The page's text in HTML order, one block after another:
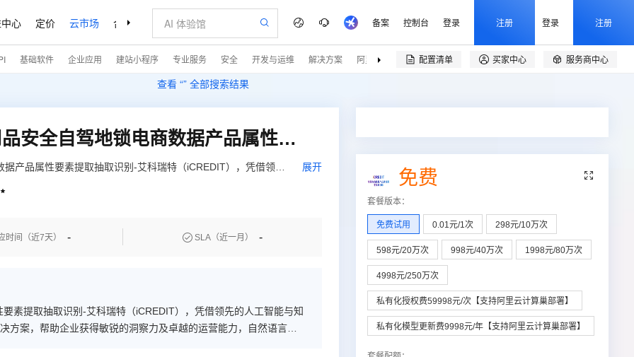
心 定价 云市场 合作伙伴 支持与服务 了解阿里云
查看 “” 全部搜索结果
备案 控制台 登录 注册 登录 注册
基础软件 企业应用 建站小程序 专业服务 安全 开发与运维 解决方案 阿里云精选 伙伴招募
配置清单  买家中心  服务商中心
自然语言处理-智能汽车用品安全自驾地锁电商数据产品属性要素提取抽取识别-艾科瑞特（iCREDIT）
产品属性要素提取抽取识别-艾科瑞特（iCREDIT），凭借领先
展开

时间（近7天） -  SLA（近一月） -
素提取抽取识别-艾科瑞特（iCREDIT），凭借领先的人工智能与知
案，帮助企业获得敏锐的洞察力及卓越的运营能力，自然语言处

免费
套餐版本：
免费试用 0.01元/1次 298元/10万次
598元/20万次 998元/40万次 1998元/80万次
4998元/250万次
私有化授权费59998元/次【支持阿里云计算巢部署】
私有化模型更新费9998元/年【支持阿里云计算巢部署】